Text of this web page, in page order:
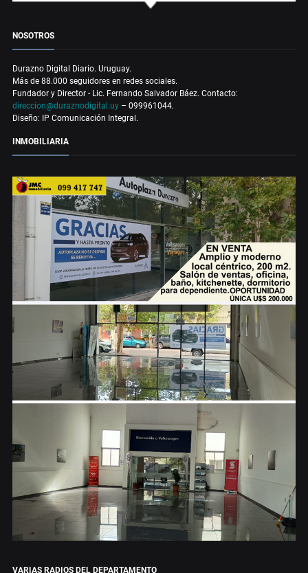
NOSOTROS
Durazno Digital Diario. Uruguay.
Más de 88.000 seguidores en redes sociales.
Fundador y Director - Lic. Fernando Salvador Báez. Contacto:
direccion@duraznodigital.uy – 099961044.
Diseño: IP Comunicación Integral.
INMOBILIARIA
VARIAS RADIOS DEL DEPARTAMENTO